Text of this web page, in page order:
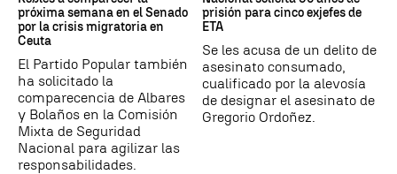
próxima semana en el Senado
por la crisis migratoria en
Ceuta
El Partido Popular también
ha solicitado la
comparecencia de Albares
y Bolaños en la Comisión
Mixta de Seguridad
Nacional para agilizar las
responsabilidades.
prisión para cinco exjefes de
ETA
Se les acusa de un delito de
asesinato consumado,
cualificado por la alevosía
de designar el asesinato de
Gregorio Ordoñez.